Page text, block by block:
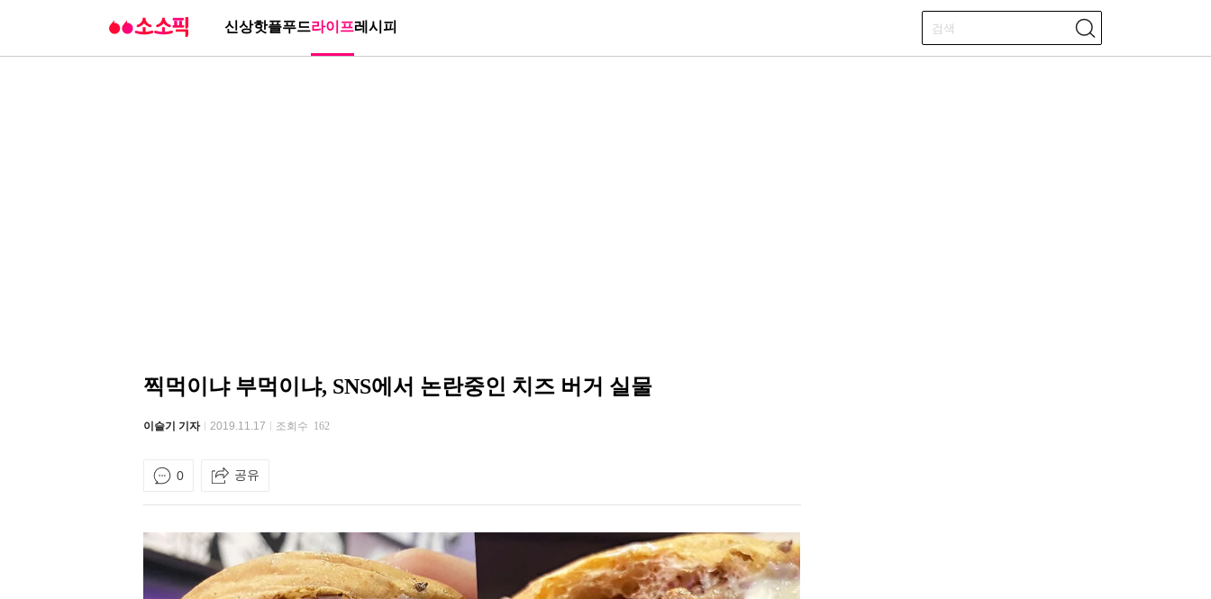
신상핫플푸드라이프레시피
찍먹이냐 부먹이냐, SNS에서 논란중인 치즈 버거 실물
이슬기 기자 2019.11.17 조회수 162
0 공유